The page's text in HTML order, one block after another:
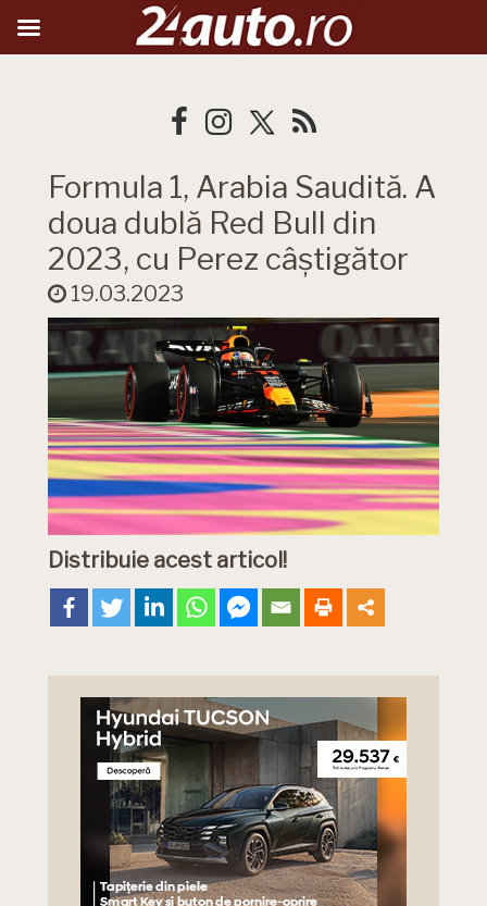
Formula 1, Arabia Saudită. A
doua dublă Red Bull din
2023, cu Perez câștigător
19.03.2023
Distribuie acest articol!